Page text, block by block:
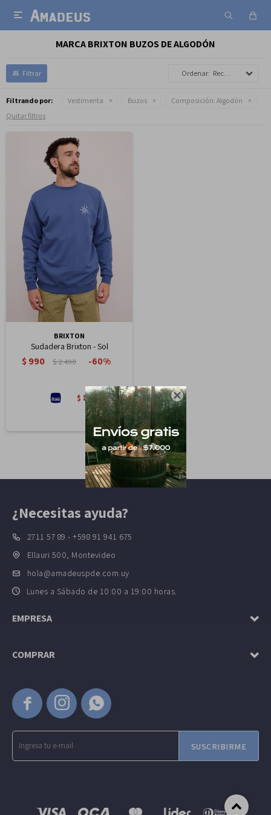


MARCA BRIXTON BUZOS DE ALGODÓN
Recomendados
Filtrando por: Vestimenta Buzos Composición: Algodón
Quitar filtros
BRIXTON
Sudadera Brixton - Sol
$990 $2.490 60
$ 842
  
SUSCRIBIRME
¿Necesitas ayuda?
2711 57 89 - +598 91 941 675
Ellauri 500, Montevideo
hola@amadeuspde.com.uy
Lunes a Sábado de 10:00 a 19:00 horas.
EMPRESA
COMPRAR